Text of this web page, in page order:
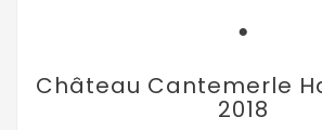
Château Cantemerle
2018